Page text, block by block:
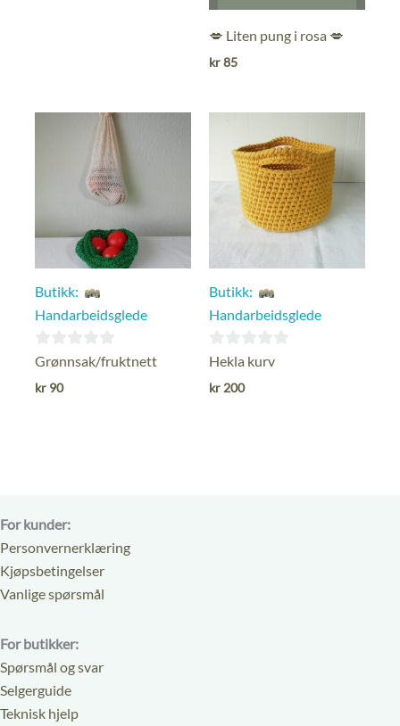
💋 Liten pung i rosa 💋
kr85
Butikk:
Handarbeidsglede
0
ut
Grønnsak/fruktnett
kr 90
Butikk:
Handarbeidsglede
0
ut
Hekla kurv
kr 200
For kunder:
Personvernerklæring
Kjøpsbetingelser
Vanlige spørsmål
For butikker:
Spørsmål og svar
Selgerguide
Teknisk hjelp